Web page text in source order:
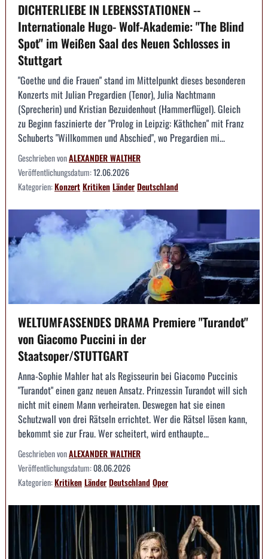
DICHTERLIEBE IN LEBENSSTATIONEN --
Internationale Hugo- Wolf-Akademie: "The Blind
Spot" im Weißen Saal des Neuen Schlosses in
Stuttgart
"Goethe und die Frauen" stand im Mittelpunkt dieses besonderen
Konzerts mit Julian Pregardien (Tenor), Julia Nachtmann
(Sprecherin) und Kristian Bezuidenhout (Hammerflügel). Gleich
zu Beginn faszinierte der "Prolog in Leipzig: Käthchen" mit Franz
Schuberts "Willkommen und Abschied", wo Pregardien mi...
Geschrieben vonALEXANDER WALTHER
Veröffentlichungsdatum:12.06.2026
Kategorien:KonzertKritikenLänderDeutschland
WELTUMFASSENDES DRAMA Premiere "Turandot"
von Giacomo Puccini in der
Staatsoper/STUTTGART
Anna-Sophie Mahler hat als Regisseurin bei Giacomo Puccinis
"Turandot" einen ganz neuen Ansatz. Prinzessin Turandot will sich
nicht mit einem Mann verheiraten. Deswegen hat sie einen
Schutzwall von drei Rätseln errichtet. Wer die Rätsel lösen kann,
bekommt sie zur Frau. Wer scheitert, wird enthaupte...
Geschrieben vonALEXANDER WALTHER
Veröffentlichungsdatum:08.06.2026
Kategorien:KritikenLänderDeutschlandOper